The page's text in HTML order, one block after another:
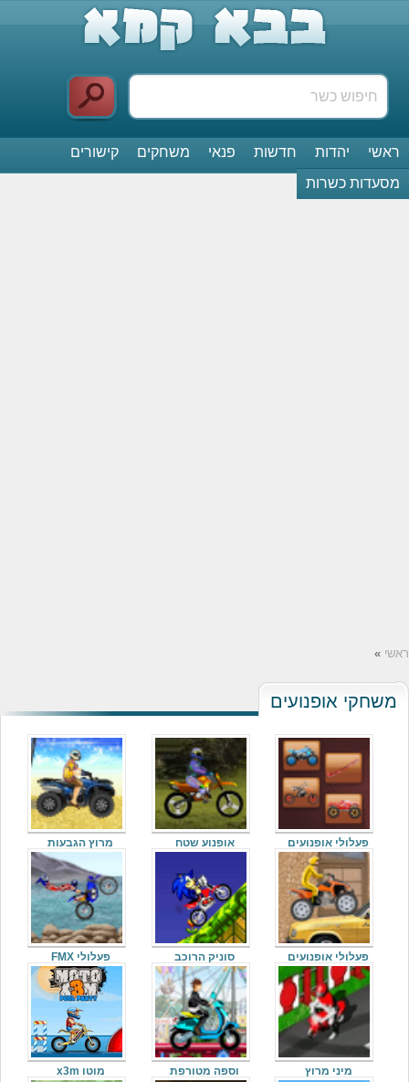
ראשי יהדות חדשות פנאי משחקים
קישורים
מסעדות כשרות
ראשי »
משחקי אופנועים
פעלולי אופנועים אופנוע שטח מרוץ הגבעות
פעלולי אופנועים סוניק הרוכב פעלולי FMX
מיני מרוץ וספה מטורפת מוטו x3m